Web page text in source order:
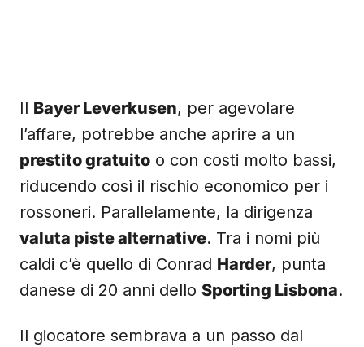
Il Bayer Leverkusen, per agevolare
l’affare, potrebbe anche aprire a un
prestito gratuito o con costi molto bassi,
riducendo così il rischio economico per i
rossoneri. Parallelamente, la dirigenza
valuta piste alternative. Tra i nomi più
caldi c’è quello di Conrad Harder, punta
danese di 20 anni dello Sporting Lisbona.
Il giocatore sembrava a un passo dal